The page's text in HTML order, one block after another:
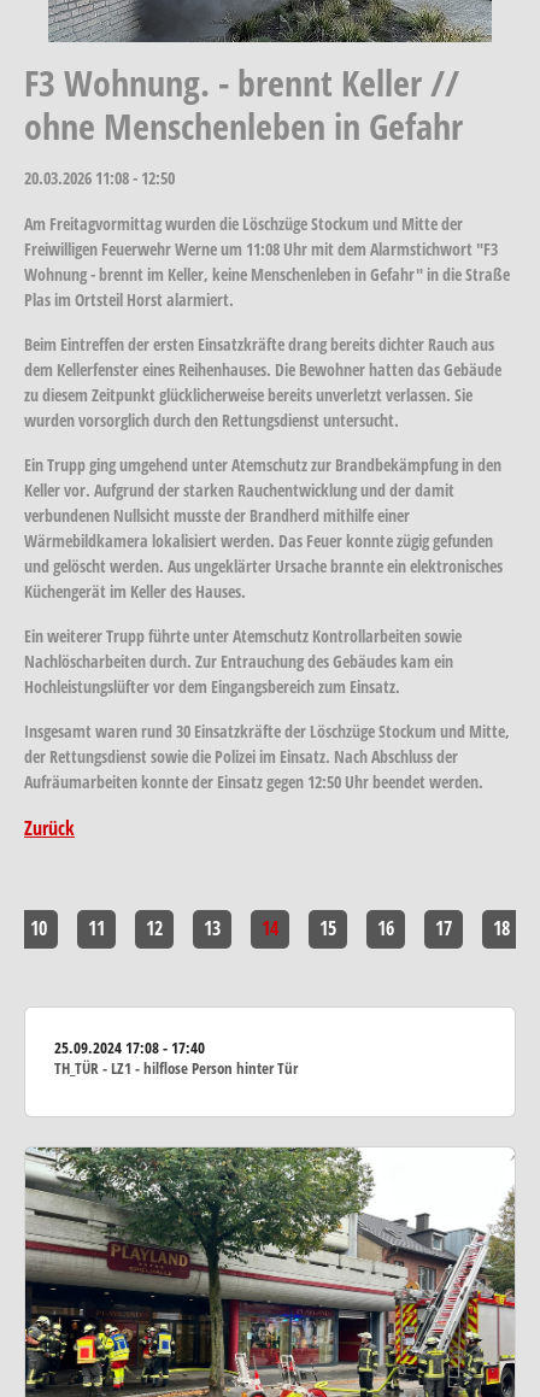
F3 Wohnung. - brennt Keller //
ohne Menschenleben in Gefahr
20.03.2026 11:08 - 12:50
Am Freitagvormittag wurden die Löschzüge Stockum und Mitte der
Freiwilligen Feuerwehr Werne um 11:08 Uhr mit dem Alarmstichwort "F3
Wohnung - brennt im Keller, keine Menschenleben in Gefahr" in die Straße
Plas im Ortsteil Horst alarmiert.
Beim Eintreffen der ersten Einsatzkräfte drang bereits dichter Rauch aus
dem Kellerfenster eines Reihenhauses. Die Bewohner hatten das Gebäude
zu diesem Zeitpunkt glücklicherweise bereits unverletzt verlassen. Sie
wurden vorsorglich durch den Rettungsdienst untersucht.
Ein Trupp ging umgehend unter Atemschutz zur Brandbekämpfung in den
Keller vor. Aufgrund der starken Rauchentwicklung und der damit
verbundenen Nullsicht musste der Brandherd mithilfe einer
Wärmebildkamera lokalisiert werden. Das Feuer konnte zügig gefunden
und gelöscht werden. Aus ungeklärter Ursache brannte ein elektronisches
Küchengerät im Keller des Hauses.
Ein weiterer Trupp führte unter Atemschutz Kontrollarbeiten sowie
Nachlöscharbeiten durch. Zur Entrauchung des Gebäudes kam ein
Hochleistungslüfter vor dem Eingangsbereich zum Einsatz.
Insgesamt waren rund 30 Einsatzkräfte der Löschzüge Stockum und Mitte,
der Rettungsdienst sowie die Polizei im Einsatz. Nach Abschluss der
Aufräumarbeiten konnte der Einsatz gegen 12:50 Uhr beendet werden.
Zurück
10 11 12 13 14 15 16 17 18
25.09.202417:08 - 17:40
TH_TÜR - LZ1 - hilflose Person hinter Tür